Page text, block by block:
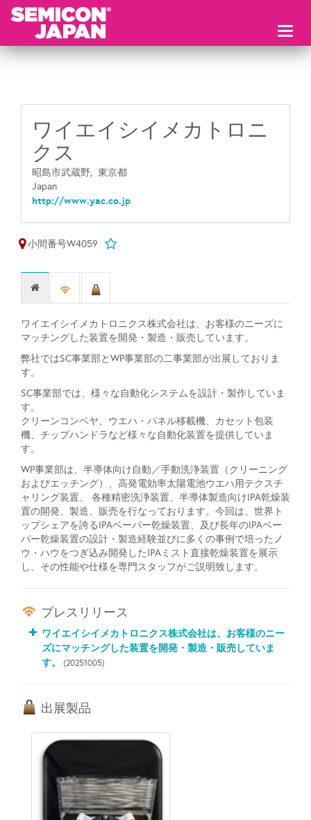
ワイエイシイメカトロニ
クス
昭島市武蔵野, 東京都
Japan
http://www.yac.co.jp
小間番号W4059
ワイエイシイメカトロニクス株式会社は、お客様のニーズに
マッチングした装置を開発・製造・販売しています。
弊社ではSC事業部とWP事業部の二事業部が出展しておりま
す。
SC事業部では、様々な自動化システムを設計・製作していま
す。
クリーンコンベヤ、ウエハ・パネル移載機、カセット包装
機、チップハンドラなど様々な自動化装置を提供していま
す。
WP事業部は、半導体向け自動／手動洗浄装置（クリーニング
およびエッチング）、高発電効率太陽電池ウエハ用テクスチ
ャリング装置、 各種精密洗浄装置、半導体製造向けIPA乾燥装
置の開発、製造、販売を行なっております。今回は、世界ト
ップシェアを誇るIPAベーパー乾燥装置、及び長年のIPAベー
パー乾燥装置の設計・製造経験並びに多くの事例で培ったノ
ウ・ハウをつぎ込み開発したIPAミスト直接乾燥装置を展示
し、その性能や仕様を専門スタッフがご説明致します。
プレスリリース
ワイエイシイメカトロニクス株式会社は、お客様のニー
ズにマッチングした装置を開発・製造・販売していま
す。
(20251005)
出展製品